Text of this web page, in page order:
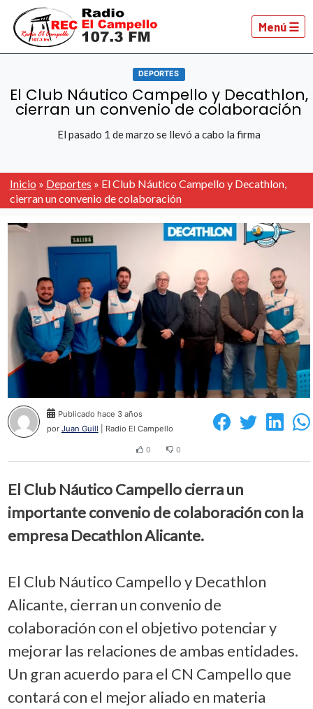
Menú ☰
DEPORTES
El Club Náutico Campello y Decathlon,
cierran un convenio de colaboración
El pasado 1 de marzo se llevó a cabo la firma
Inicio » Deportes » El Club Náutico Campello y Decathlon,
cierran un convenio de colaboración
Publicado hace 3 años
por Juan Guill | Radio El Campello
0 0
El Club Náutico Campello cierra un
importante convenio de colaboración con la
empresa Decathlon Alicante.
El Club Náutico Campello y Decathlon
Alicante, cierran un convenio de
colaboración con el objetivo potenciar y
mejorar las relaciones de ambas entidades.
Un gran acuerdo para el CN Campello que
contará con el mejor aliado en materia